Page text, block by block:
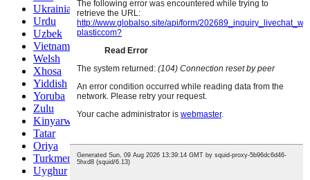
Ukrainian
Urdu
Uzbek
Vietnamese
Welsh
Xhosa
Yiddish
Yoruba
Zulu
Kinyarwanda
Tatar
Oriya
Turkmen
Uyghur